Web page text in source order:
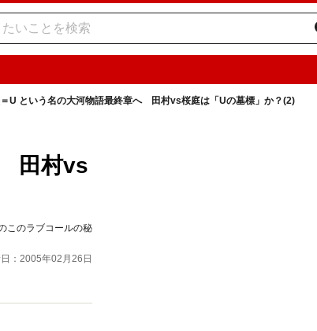
U という名の大河物語最終章へ 田村vs桜庭は「Uの墓標」か？(2)
田村vs
このラブコールの秘
：2005年02月26日